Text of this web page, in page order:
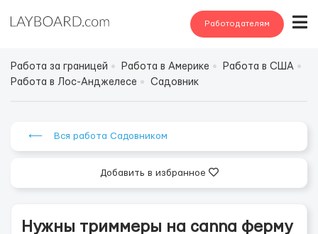
Работодателям
Работа за границей Работа в Америке
Работа в США
Работа в Лос-Анджелесе
Садовник
⟵ Вся работа Садовником
Добавить в избранное
Нужны триммеры на canna ферму